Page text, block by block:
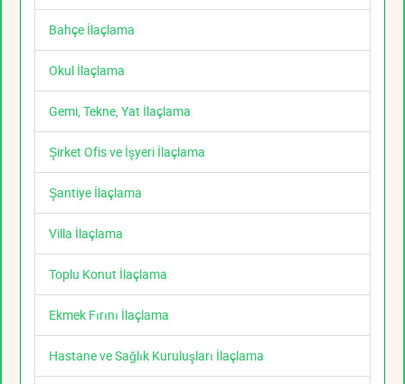
Bahçe İlaçlama
Okul İlaçlama
Gemi, Tekne, Yat İlaçlama
Şirket Ofis ve İşyeri İlaçlama
Şantiye İlaçlama
Villa İlaçlama
Toplu Konut İlaçlama
Ekmek Fırını İlaçlama
Hastane ve Sağlık Kuruluşları İlaçlama